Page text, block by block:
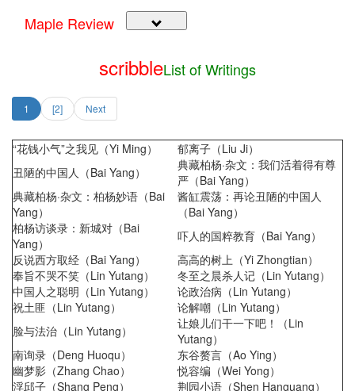
Maple Review
scribbleList of Writings
1 [2] Next
“花钱小气”之我见（Yi Ming）
郁离子（Liu Ji）
丑陋的中国人（Bai Yang）
典藏柏杨·杂文：我们活着得有尊
严（Bai Yang）
典藏柏杨·杂文：柏杨妙语（Bai
Yang）
酱缸震荡：再论丑陋的中国人
（Bai Yang）
柏杨访谈录：新城对（Bai
Yang）
吓人的国粹教育（Bai Yang）
反说西方取经（Bai Yang）
高高的树上（Yi Zhongtian）
奉旨不哭不笑（Lin Yutang）
冬至之晨杀人记（Lin Yutang）
中国人之聪明（Lin Yutang）
论政治病（Lin Yutang）
祝土匪（Lin Yutang）
论解嘲（Lin Yutang）
脸与法治（Lin Yutang）
让娘儿们干一下吧！（Lin
Yutang）
南询录（Deng Huoqu）
东谷赘言（Ao Ying）
幽梦影（Zhang Chao）
悦容编（Wei Yong）
浮邱子（Shang Peng）
荆园小语（Shen Hanguang）